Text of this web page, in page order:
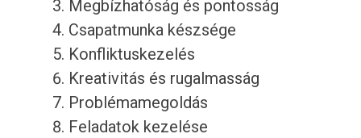
Megbízhatóság és pontosság
Csapatmunka készsége
Konfliktuskezelés
Kreativitás és rugalmasság
Problémamegoldás
Feladatok kezelése